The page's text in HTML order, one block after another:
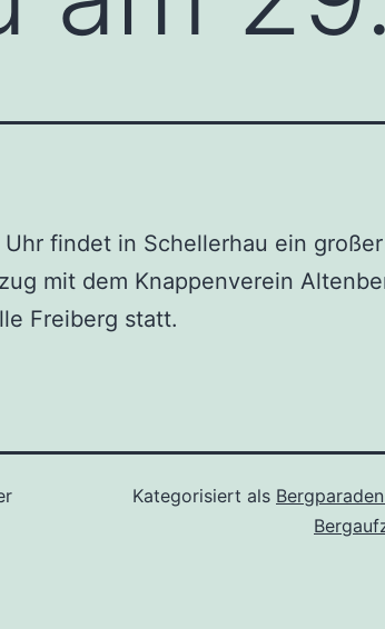
Uhr findet in Schellerhau ein großer
mit dem Knappenverein
Freiberg statt.
Kategorisiert als